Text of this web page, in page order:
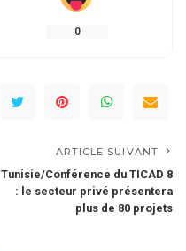
0
ARTICLE SUIVANT
Tunisie/Conférence du TICAD 8
: le secteur privé présentera
plus de 80 projets